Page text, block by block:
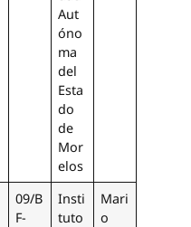
Aut
óno
ma
del
Esta
do
de
Mor
elos
09/B
F-
Insti
tuto
Mari
o